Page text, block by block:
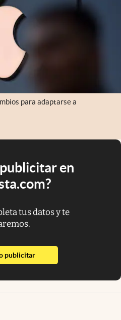
para adaptarse a
en
tus datos y te
publicitarabre en nueva pestaña